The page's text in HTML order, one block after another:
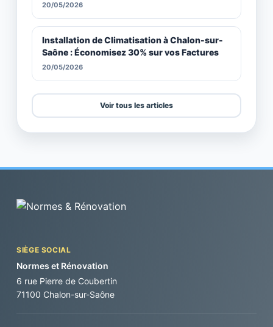
20/05/2026
Installation de Climatisation à Chalon-sur-
Saône : Économisez 30% sur vos Factures
20/05/2026
Voir tous les articles
SIÈGE SOCIAL
Normes et Rénovation
6 rue Pierre de Coubertin
71100 Chalon-sur-Saône